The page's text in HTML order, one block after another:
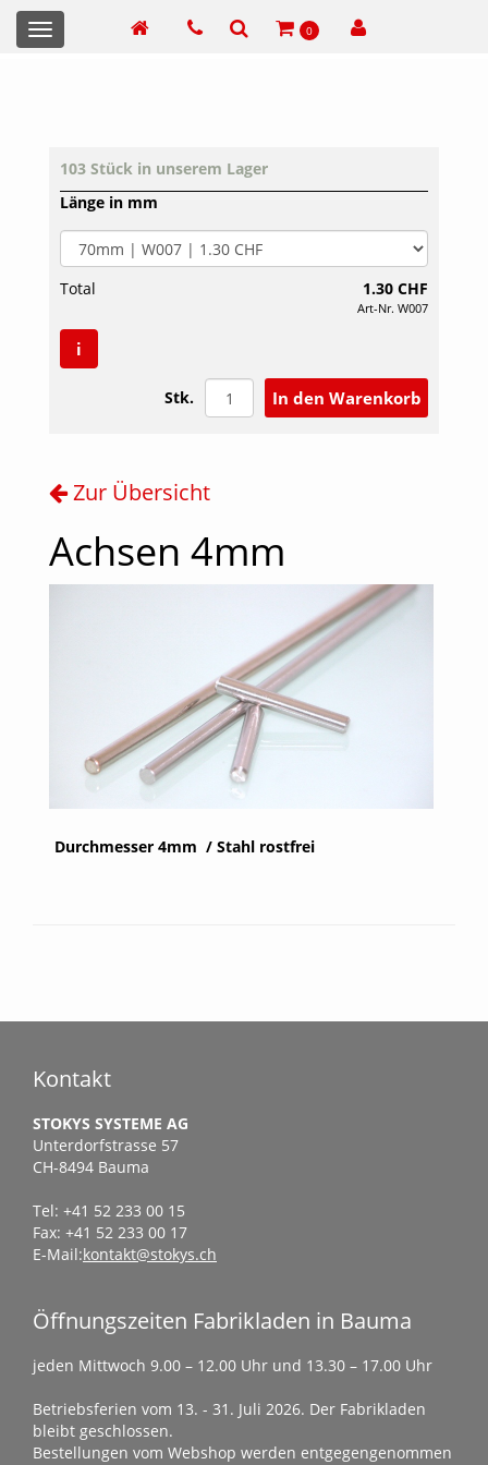
0
Toggle
navigation
103 Stück in unserem Lager
Länge in mm
Total 1.30 CHF
Art-Nr. W007
Stk.
i
Zur Übersicht
Achsen 4mm
Durchmesser 4mm / Stahl rostfrei
Kontakt
STOKYS SYSTEME AG
Unterdorfstrasse 57
CH-8494 Bauma
Tel: +41 52 233 00 15
Fax: +41 52 233 00 17
E-Mail:kontakt@stokys.ch
Öffnungszeiten Fabrikladen in Bauma
jeden Mittwoch 9.00 – 12.00 Uhr und 13.30 – 17.00 Uhr
Betriebsferien vom 13. - 31. Juli 2026. Der Fabrikladen
bleibt geschlossen.
Bestellungen vom Webshop werden entgegengenommen